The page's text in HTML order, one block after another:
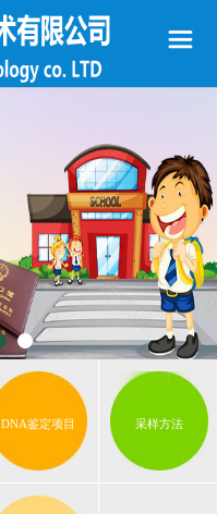
DNA鉴定项目 采样方法